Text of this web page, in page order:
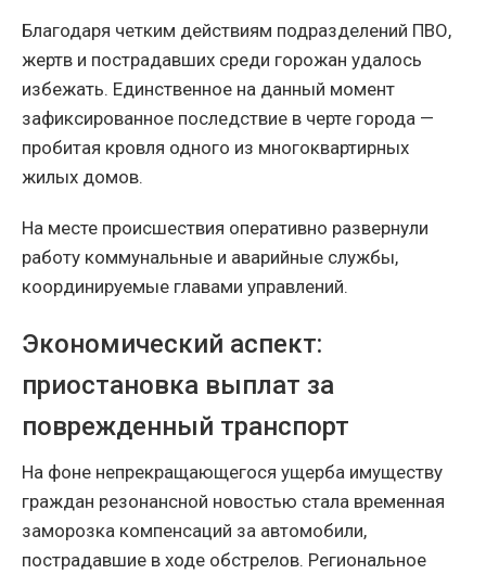
Благодаря четким действиям подразделений ПВО,
жертв и пострадавших среди горожан удалось
избежать. Единственное на данный момент
зафиксированное последствие в черте города —
пробитая кровля одного из многоквартирных
жилых домов.
На месте происшествия оперативно развернули
работу коммунальные и аварийные службы,
координируемые главами управлений.
Экономический аспект:
приостановка выплат за
поврежденный транспорт
На фоне непрекращающегося ущерба имуществу
граждан резонансной новостью стала временная
заморозка компенсаций за автомобили,
пострадавшие в ходе обстрелов. Региональное